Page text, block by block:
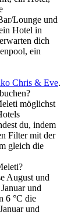
Lounge und
Hotel in
dich
ein
Chris & Eve.
möglichst
du, indem
Filter mit der
gleich die
August und
und
6 °C die
und